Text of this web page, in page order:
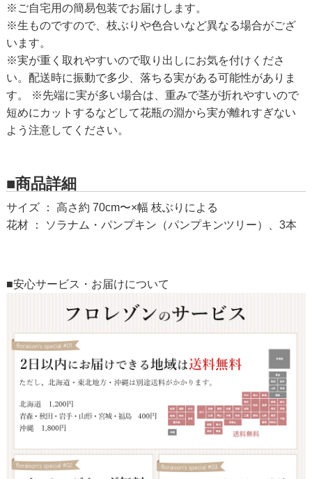
※ご自宅用の簡易包装でお届けします。
※生ものですので、枝ぶりや色合いなど異なる場合がござ
います。
※実が重く取れやすいので取り出しにお気を付けくださ
い。配送時に振動で多少、落ちる実がある可能性がありま
す。 ※先端に実が多い場合は、重みで茎が折れやすいので
短めにカットするなどして花瓶の淵から実が離れすぎない
よう注意してください。
■商品詳細
サイズ ： 高さ約 70cm〜×幅 枝ぶりによる
花材 ： ソラナム・パンプキン（パンプキンツリー）、3本
■安心サービス・お届けについて